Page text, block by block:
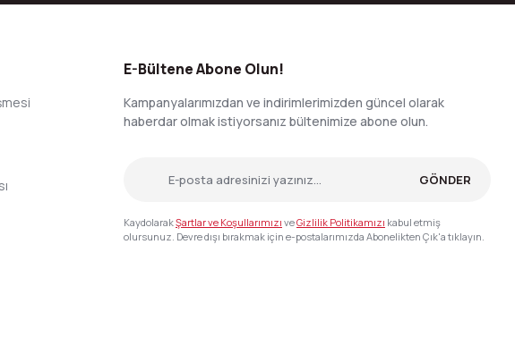
E-Bültene Abone Olun!
Kampanyalarımızdan ve indirimlerimizden güncel olarak
haberdar olmak istiyorsanız bültenimize abone olun.
GÖNDER
KaydolarakŞartlar ve Koşullarımızı veGizlilik Politikamızı kabul etmiş
olursunuz. Devre dışı bırakmak için e-postalarımızda Abonelikten Çık'a tıklayın.